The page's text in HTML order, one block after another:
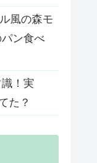
風の森モ
ン食べ
！実
た？